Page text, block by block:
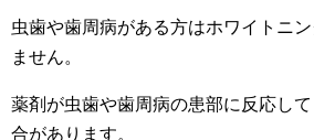
虫歯や歯周病がある方はホワイトニ
ません。
薬剤が虫歯や歯周病の患部に反応し
合があります。